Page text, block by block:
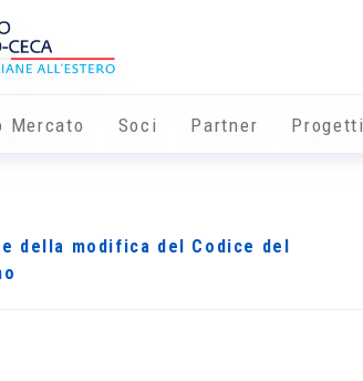
Mercato Soci Partner Progetti
della modifica del Codice del